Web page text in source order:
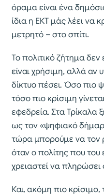
όραμα είναι ένα
ίδια η ΕΚΤ μάς λέει να
μετρητό – στο σπίτι.
Το πολιτικό ζήτημα
είναι χρήσιμη, αλλά αν
δίκτυο πέσει. Όσο πιο
τόσο πιο κρίσιμη
εφεδρεία. Στα Τρίκαλα
ως τον «ψηφιακό
τώρα μπορούμε να τον
όταν ο πολίτης που του
χρειαστεί να
Και, ακόμη πιο κρίσιμο,